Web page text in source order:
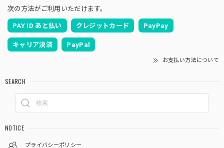
次の方法がご利用いただけます。
PAY ID あと払い クレジットカード PayPay
キャリア決済 PayPal
お支払い方法について
SEARCH
NOTICE
プライバシーポリシー